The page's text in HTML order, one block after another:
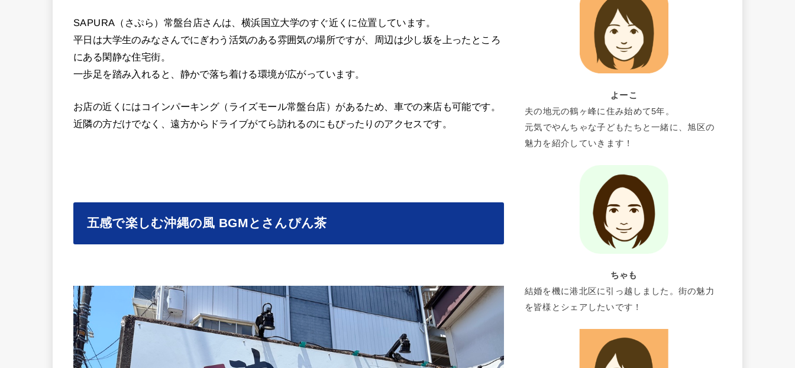
SAPURA（さぷら）常盤台店さんは、横浜国立大学のすぐ近くに位置しています。
平日は大学生のみなさんでにぎわう活気のある雰囲気の場所ですが、周辺は少し坂を上ったところ
にある閑静な住宅街。
一歩足を踏み入れると、静かで落ち着ける環境が広がっています。
お店の近くにはコインパーキング（ライズモール常盤台店）があるため、車での来店も可能です。
近隣の方だけでなく、遠方からドライブがてら訪れるのにもぴったりのアクセスです。
五感で楽しむ沖縄の風 BGMとさんぴん茶
よーこ
夫の地元の鶴ヶ峰に住み始めて5年。
元気でやんちゃな子どもたちと一緒に、旭区の
魅力を紹介していきます！
ちゃも
結婚を機に港北区に引っ越しました。街の魅力
を皆様とシェアしたいです！